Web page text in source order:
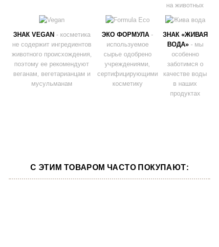
на животных
ЗНАК VEGAN - косметика
не содержит ингредиентов
животного происхождения,
поэтому ее рекомендуют
веганам, вегетарианцам и
мусульманам
ЭКО ФОРМУЛА -
используемое
сырье одобрено
учреждениями,
сертифицирующими
косметику
ЗНАК «ЖИВАЯ
ВОДА»- мы
особенно
заботимся о
качестве воды
в наших
продуктах
С ЭТИМ ТОВАРОМ ЧАСТО ПОКУПАЮТ: